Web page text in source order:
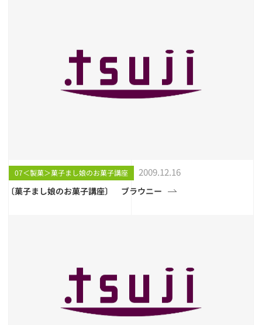
07＜製菓＞菓子まし娘のお菓子講座 2009.12.16
〔菓子まし娘のお菓子講座〕 ブラウニー